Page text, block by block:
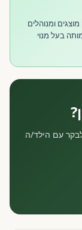
ומנוהלים
בעל מנוי
עד גיל 3. מומלץ לבקר עם הילד/ה